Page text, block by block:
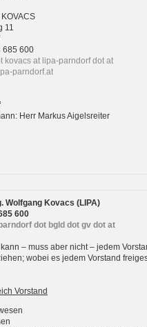
11
685 600
kovacs at lipa-parndorf dot at
parndorf.at
Herr Markus Aigelsreiter
Wolfgang Kovacs (LIPA)
600
dot bgld dot gv dot at
– muss aber nicht – jedem
wobei es jedem Vorstand
Vorstand